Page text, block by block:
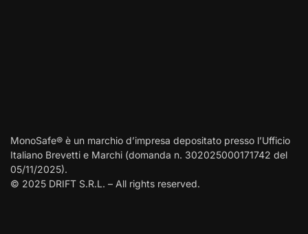
MonoSafe® è un marchio d’impresa depositato presso l’Ufficio
Italiano Brevetti e Marchi (domanda n. 302025000171742 del
05/11/2025).
© 2025 DRIFT S.R.L. – All rights reserved.